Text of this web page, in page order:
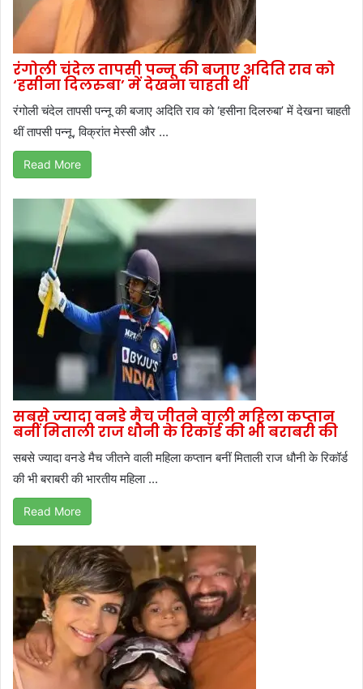
रंगोली चंदेल तापसी पन्नू की बजाए अदिति राव को
‘हसीना दिलरुबा’ में देखना चाहती थीं
रंगोली चंदेल तापसी पन्नू की बजाए अदिति राव को ‘हसीना दिलरुबा’ में देखना चाहती
थीं तापसी पन्नू, विक्रांत मेस्सी और ...
Read More
सबसे ज्यादा वनडे मैच जीतने वाली महिला कप्तान
बनीं मिताली राज धौनी के रिकॉर्ड की भी बराबरी की
सबसे ज्यादा वनडे मैच जीतने वाली महिला कप्तान बनीं मिताली राज धौनी के रिकॉर्ड
की भी बराबरी की भारतीय महिला ...
Read More